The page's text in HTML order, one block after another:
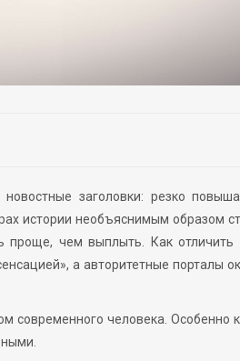
заголовки: резко
истории необъяснимым образом
проще, чем выплыть. Как
а авторитетные порталы
современного человека. Особенно